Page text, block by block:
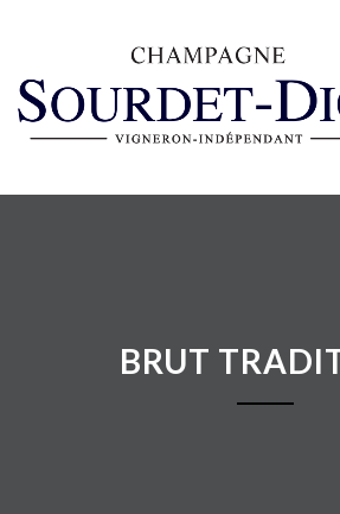
BRUT